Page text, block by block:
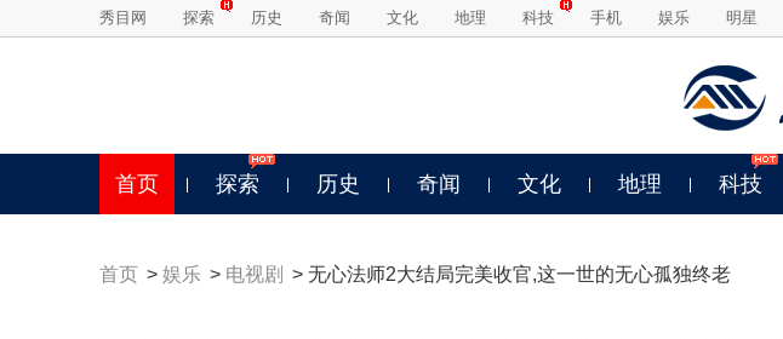
秀目网 探索 历史 奇闻 文化 地理 科技 手机 娱乐 明星
首页 探索 历史 奇闻 文化 地理 科技
首页 > 娱乐 > 电视剧 > 无心法师2大结局完美收官,这一世的无心孤独终老